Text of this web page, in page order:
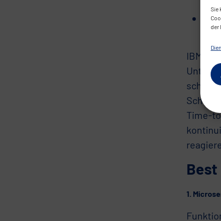
Sie
der
IBM
Time-
1.